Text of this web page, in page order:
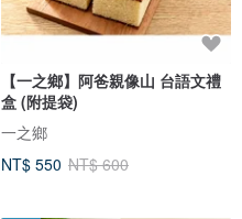
【一之鄉】阿爸親像山 台語文禮
盒 (附提袋)
一之鄉
NT$ 550 NT$ 600